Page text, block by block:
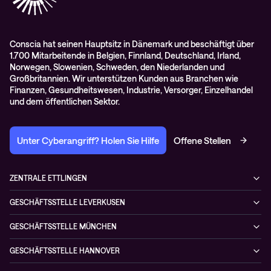
Conscia hat seinen Hauptsitz in Dänemark und beschäftigt über
1.700 Mitarbeitende in Belgien, Finnland, Deutschland, Irland,
Norwegen, Slowenien, Schweden, den Niederlanden und
Großbritannien. Wir unterstützen Kunden aus Branchen wie
Finanzen, Gesundheitswesen, Industrie, Versorger, Einzelhandel
und dem öffentlichen Sektor.
Unter Cyberangriff? Holen Sie Hilfe Offene Stellen
ZENTRALE ETTLINGEN
Otto-Hahn-Str. 18
76275 Ettlingen
Deutschland
GESCHÄFTSSTELLE LEVERKUSEN
Düsseldorfer Straße 29
51379 Leverkusen
Deutschland
GESCHÄFTSSTELLE MÜNCHEN
Kistlerhofstraße 170
81379 München
GESCHÄFTSSTELLE HANNOVER